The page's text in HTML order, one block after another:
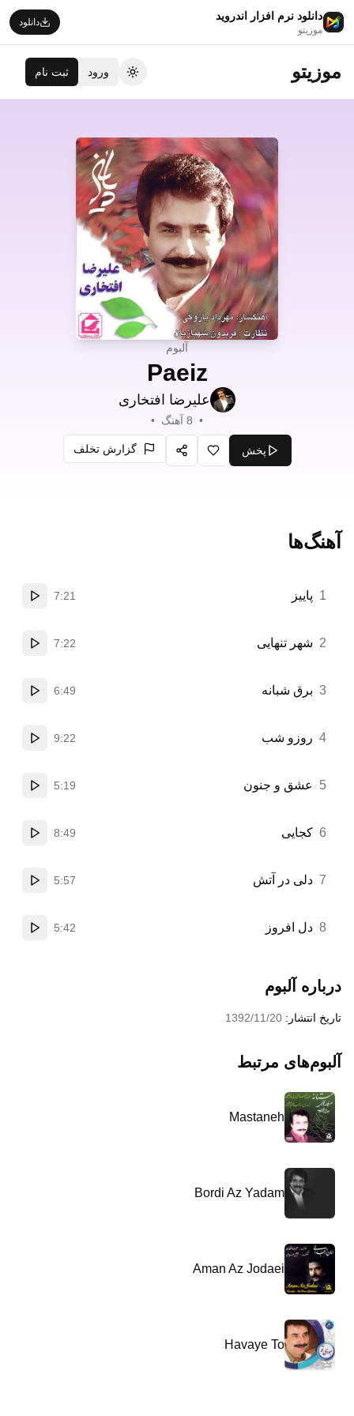
دانلود نرم افزار اندروید
موزیتو
دانلود
موزیتو تغییر تم
ورود ثبت نام
آلبوم
Paeiz
علیرضا افتخاری
•
8 آهنگ •
پخش
علاقه‌مندیاشتراک‌گذاری
گزارش تخلف
آهنگ‌ها
1 پاییز 7:21
پخش
2 شهر تنهایی 7:22
پخش
3 برق شبانه 6:49
پخش
4 روزو شب 9:22
پخش
5 عشق و جنون 5:19
پخش
6 کجایی 8:49
پخش
7 دلی در آتش 5:57
پخش
8 دل افروز 5:42
پخش
درباره آلبوم
تاریخ انتشار: 1392/11/20
آلبوم‌های مرتبط
Mastaneh
Bordi Az Yadam
Aman Az Jodaei
Havaye To